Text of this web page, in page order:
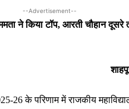
--Advertisement--
ममता ने किया टॉप, आरती चौहान
26 के परिणाम में राजकीय